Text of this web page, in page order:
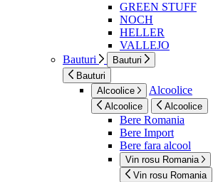
GREEN STUFF
NOCH
HELLER
VALLEJO
Bauturi
Bauturi
Bauturi
Alcoolice
Alcoolice
Alcoolice Alcoolice
Bere Romania
Bere Import
Bere fara alcool
Vin rosu Romania
Vin rosu Romania